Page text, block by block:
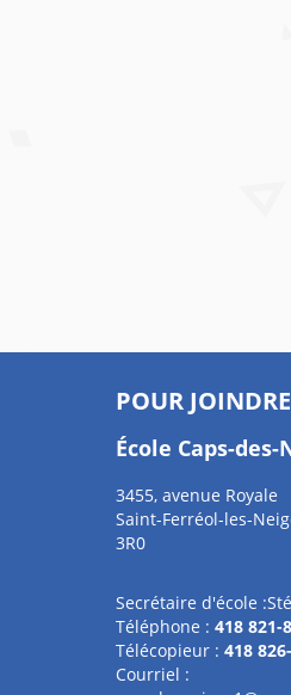
POUR JOINDRE
École Caps-des-
3455, avenue Royale
Saint-Ferréol-les-
3R0
Secrétaire d'école
Téléphone : 418 821-
Télécopieur : 418
Courriel :